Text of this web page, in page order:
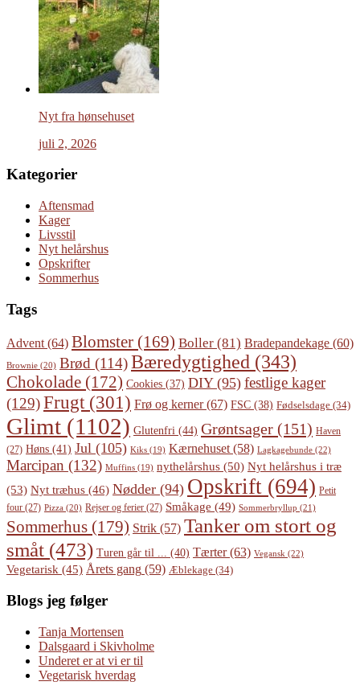
Nyt fra hønsehuset
juli 2, 2026
Kategorier
Aftensmad
Kager
Livsstil
Nyt helårshus
Opskrifter
Sommerhus
Tags
Advent(64) Blomster (169) Boller (81) Bradepandekage (60)
Brownie (20) Brød (114)Bæredygtighed (343)
Chokolade (172) Cookies (37) DIY(95) festlige kager
(129)Frugt(301) Frø og kerner(67) FSC (38) Fødselsdage (34)
Glimt (1102) Glutenfri (44) Grøntsager (151) Haven
(27) Høns (41) Jul (105) Kiks (19) Kærnehuset(58) Lagkagebunde (22)
Marcipan (132) Muffins (19) nythelårshus (50) Nyt helårshus i træ
(53) Nyt træhus (46) Nødder (94) Opskrift (694) Petit
four (27) Pizza (20) Rejser og ferier (27) Småkage (49) Sommerbryllup (21)
Sommerhus (179) Strik (57) Tanker om stort og
småt (473) Turen går til ... (40) Tærter(63) Vegansk (22)
Vegetarisk (45) Årets gang (59) Æblekage (34)
Blogs jeg følger
Tanja Mortensen
Dalsgaard i Skivholme
Underet er at vi er til
Vegetarisk hverdag